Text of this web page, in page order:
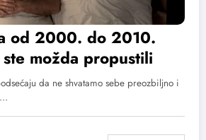
od 2000. do 2010.
možda propustili
da ne shvatamo sebe preozbiljno i